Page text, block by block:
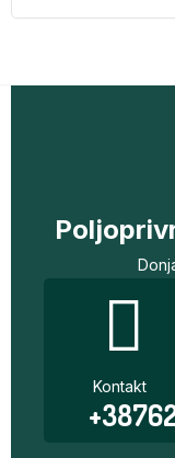
Kontakt